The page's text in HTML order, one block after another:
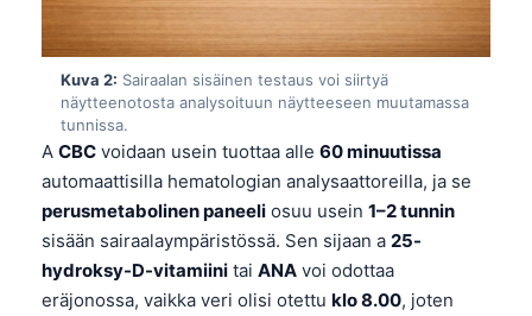
Kuva 2: Sairaalan sisäinen testaus voi siirtyä
näytteenotosta analysoituun näytteeseen muutamassa
tunnissa.
A CBC voidaan usein tuottaa alle 60 minuutissa
automaattisilla hematologian analysaattoreilla, ja se
perusmetabolinen paneeli osuu usein 1–2 tunnin
sisään sairaalaympäristössä. Sen sijaan a 25-
hydroksy-D-vitamiini tai ANA voi odottaa
eräjonossa, vaikka veri olisi otettu klo 8.00, joten